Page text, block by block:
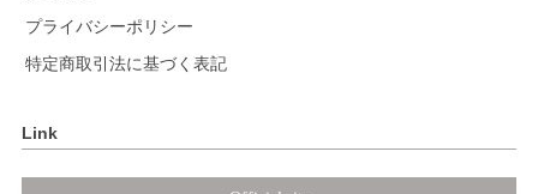
プライバシーポリシー
特定商取引法に基づく表記
Link